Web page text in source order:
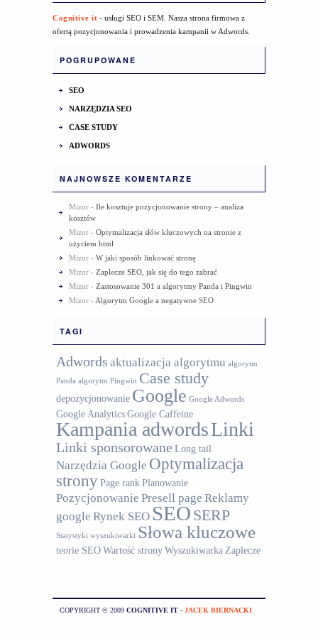
Cognitive it - usługi SEO i SEM. Nasza strona firmowa z
ofertą pozycjonowania i prowadzenia kampanii w Adwords.
POGRUPOWANE
SEO
NARZĘDZIA SEO
CASE STUDY
ADWORDS
NAJNOWSZE KOMENTARZE
Mizor - Ile kosztuje pozycjonowanie strony – analiza
kosztów
Mizor - Optymalizacja słów kluczowych na stronie z
użyciem html
Mizor - W jaki sposób linkować stronę
Mizor - Zaplecze SEO, jak się do tego zabrać
Mizor - Zastosowanie 301 a algorytmy Panda i Pingwin
Mizor - Algorytm Google a negatywne SEO
TAGI
Adwords aktualizacja algorytmu algorytm
Panda algorytm Pingwin Case study
depozycjonowanie Google Google Adwords
Google AnalyticsGoogle Caffeine
Kampania adwordsLinki
Linki sponsorowane Long tail
Narzędzia Google Optymalizacja
stronyPage rankPlanowanie
Pozycjonowanie Presell page Reklamy
google Rynek SEO SEO SERP
Statystyki wyszukiwarki Słowa kluczowe
teorie SEOWartość stronyWyszukiwarka Zaplecze
COPYRIGHT © 2009 COGNITIVE IT - JACEK BIERNACKI